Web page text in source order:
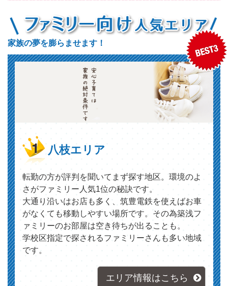
家族の夢を膨らませます！
エリア情報はこちら
八枝エリア
転勤の方が評判を聞いてまず探す地区。環境のよ
さがファミリー人気1位の秘訣です。
大通り沿いはお店も多く、筑豊電鉄を使えばお車
がなくても移動しやすい場所です。その為築浅フ
ァミリーのお部屋は空き待ちが出ることも。
学校区指定で探されるファミリーさんも多い地域
です。